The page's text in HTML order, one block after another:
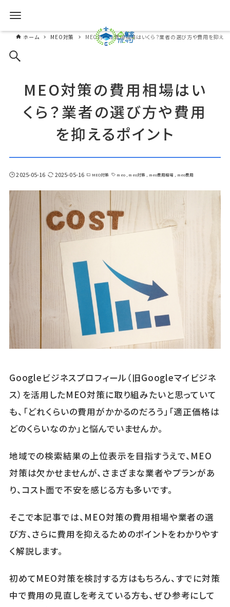
ホーム MEO対策 MEO対策の費用相場はいくら？業者の選び方や費用を抑える
MEO対策の費用相場はい
くら？業者の選び方や費用
を抑えるポイント
2025-05-16 2025-05-16 MEO対策 meo meo対策 meo費用相場 meo費用
Googleビジネスプロフィール（旧Googleマイビジネ
ス）を活用したMEO対策に取り組みたいと思っていて
も、「どれくらいの費用がかかるのだろう」「適正価格は
どのくらいなのか」と悩んでいませんか。
地域での検索結果の上位表示を目指すうえで、MEO
対策は欠かせませんが、さまざまな業者やプランがあ
り、コスト面で不安を感じる方も多いです。
そこで本記事では、MEO対策の費用相場や業者の選
び方、さらに費用を抑えるためのポイントをわかりやす
く解説します。
初めてMEO対策を検討する方はもちろん、すでに対策
中で費用の見直しを考えている方も、ぜひ参考にして